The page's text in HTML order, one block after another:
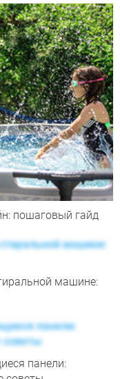
пошаговый гайд
машине:
панели: